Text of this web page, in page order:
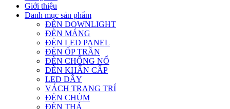
Giới thiệu
Danh mục sản phẩm
ĐÈN DOWNLIGHT
ĐÈN MÁNG
ĐÈN LED PANEL
ĐÈN ỐP TRẦN
ĐÈN CHỐNG NỔ
ĐÈN KHẨN CẤP
LED DÂY
VÁCH TRANG TRÍ
ĐÈN CHÙM
ĐÈN THẢ